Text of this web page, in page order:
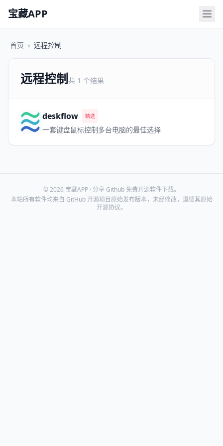
宝藏APP
首页 › 远程控制
远程控制共 1 个结果
deskflow 精选
一套键盘鼠标控制多台电脑的最佳选择
© 2026 宝藏APP · 分享 Github 免费开源软件下载。
本站所有软件均来自 GitHub 开源项目原始发布版本，未经修改，遵循其原始
开源协议。